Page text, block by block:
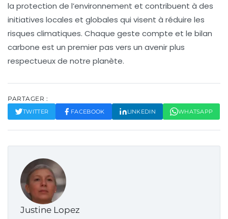
la protection de l’environnement et contribuent à des
initiatives locales et globales qui visent à réduire les
risques climatiques. Chaque geste compte et le bilan
carbone est un premier pas vers un avenir plus
respectueux de notre planète.
PARTAGER :
TWITTER FACEBOOK LINKEDIN WHATSAPP
Justine Lopez